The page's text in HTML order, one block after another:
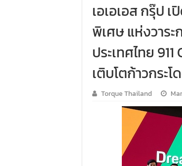
เอเอเอส กรุ๊ป
พิเศษ แห่งวาร
ประเทศไทย
เติบโตก้าวกระโ
Torque Thailand